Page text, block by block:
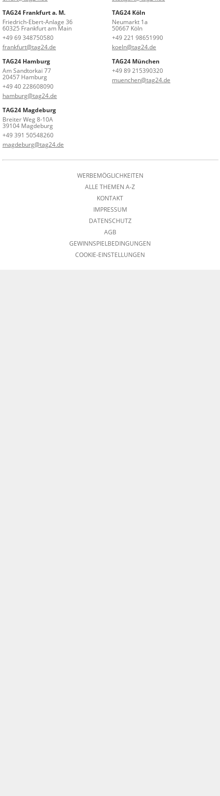
TAG24 Frankfurt a. M.
Friedrich-Ebert-Anlage 36
60325 Frankfurt am Main
+49 69 348750580
frankfurt@tag24.de
TAG24 Köln
Neumarkt 1a
50667 Köln
+49 221 98651990
koeln@tag24.de
TAG24 Hamburg
Am Sandtorkai 77
20457 Hamburg
+49 40 228608090
hamburg@tag24.de
TAG24 München
+49 89 215390320
muenchen@tag24.de
TAG24 Magdeburg
Breiter Weg 8-10A
39104 Magdeburg
+49 391 50548260
magdeburg@tag24.de
WERBEMÖGLICHKEITEN
ALLE THEMEN A-Z
KONTAKT
IMPRESSUM
DATENSCHUTZ
AGB
GEWINNSPIELBEDINGUNGEN
COOKIE-EINSTELLUNGEN